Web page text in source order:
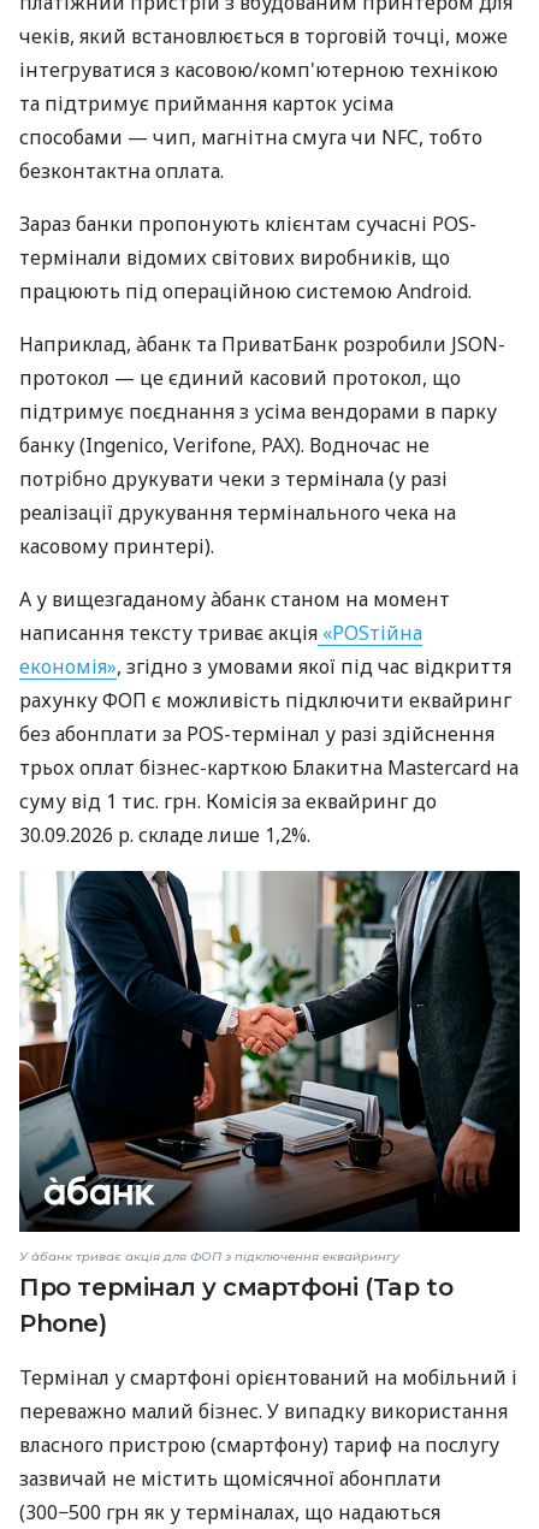
чеків, який встановлюється в торговій точці, може
інтегруватися з касовою/комп'ютерною технікою
та підтримує приймання карток усіма
способами — чип, магнітна смуга чи NFC, тобто
безконтактна оплата.
Зараз банки пропонують клієнтам сучасні POS-
термінали відомих світових виробників, що
працюють під операційною системою Android.
Наприклад, àбанк та ПриватБанк розробили JSON-
протокол — це єдиний касовий протокол, що
підтримує поєднання з усіма вендорами в парку
банку (Ingenico, Verifone, PAX). Водночас не
потрібно друкувати чеки з термінала (у разі
реалізації друкування термінального чека на
касовому принтері).
А у вищезгаданому àбанк станом на момент
написання тексту триває акція «POSтійна
економія», згідно з умовами якої під час відкриття
рахунку ФОП є можливість підключити еквайринг
без абонплати за POS-термінал у разі здійснення
трьох оплат бізнес-карткою Блакитна Mastercard на
суму від 1 тис. грн. Комісія за еквайринг до
30.09.2026 р. складе лише 1,2%.
У àбанк триває акція для ФОП з підключення еквайрингу
Про термінал у смартфоні (Tap to
Phone)
Термінал у смартфоні орієнтований на мобільний і
переважно малий бізнес. У випадку використання
власного пристрою (смартфону) тариф на послугу
зазвичай не містить щомісячної абонплати
(300−500 грн як у терміналах, що надаються